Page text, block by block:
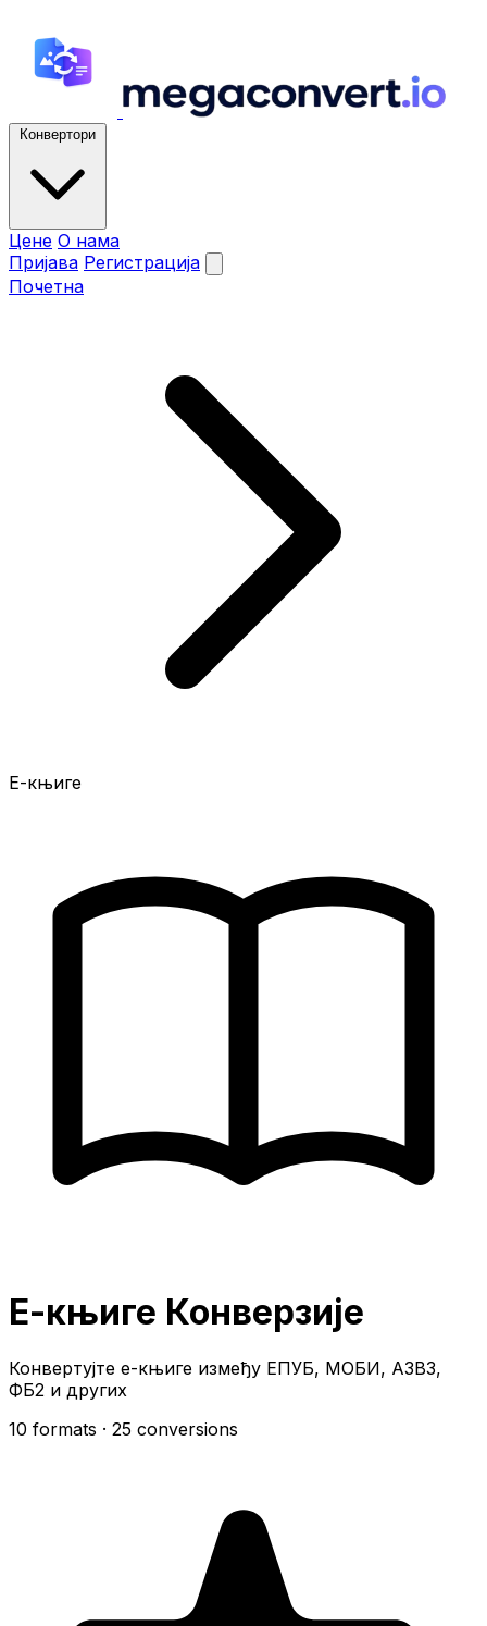
Конвертори
Цене О нама
Пријава Регистрација
Почетна
Е-књиге
Е-књиге Конверзије
Конвертујте е-књиге између ЕПУБ, МОБИ, АЗВ3,
ФБ2 и других
10 formats · 25 conversions